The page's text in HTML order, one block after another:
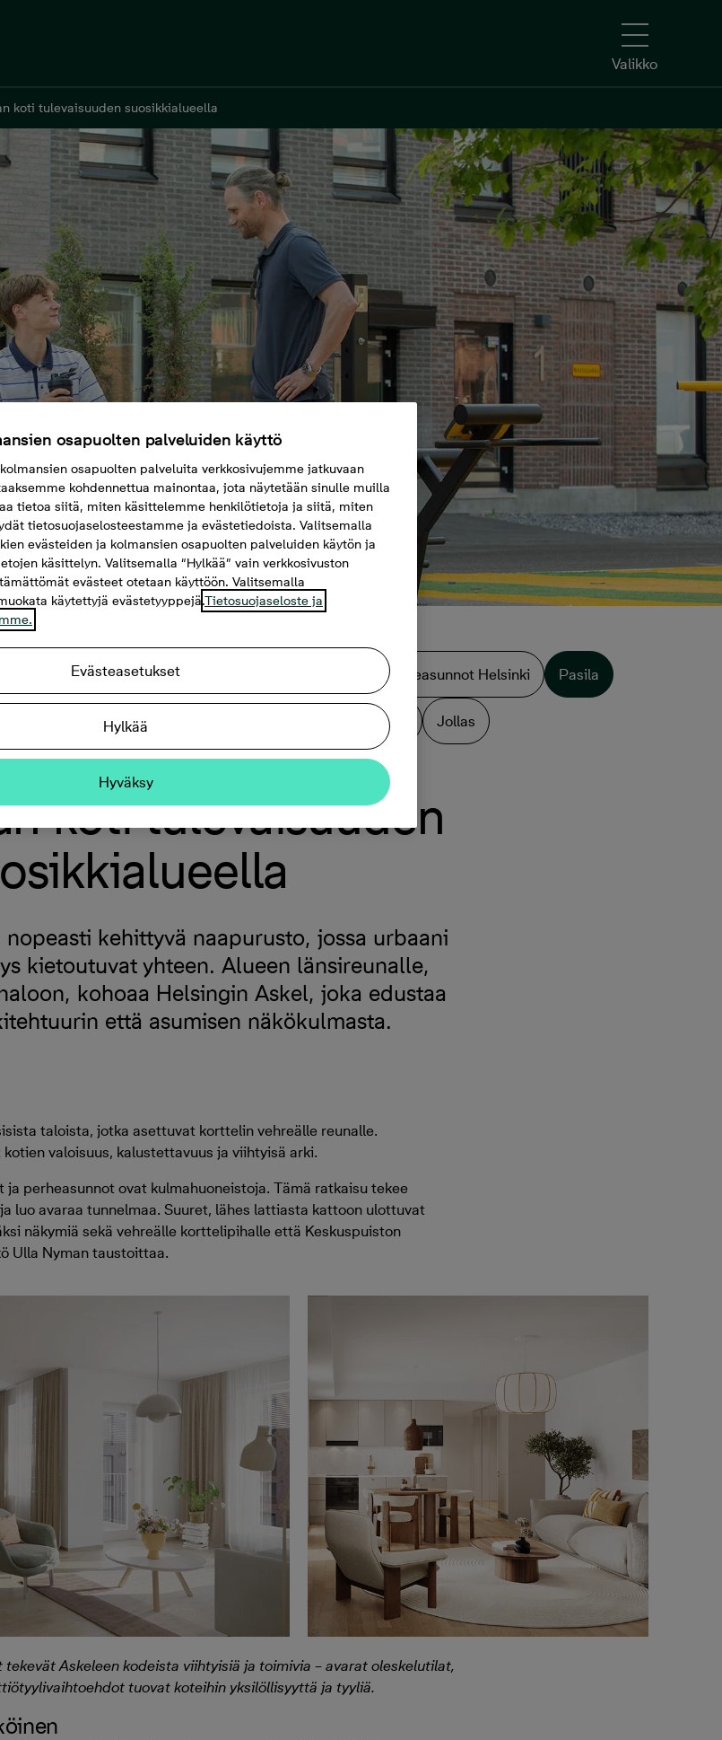
Valikko
koti tulevaisuuden suosikkialueella
Helsinki Myytävät kolmiot Helsinki Myytävät perheasunnot Helsinki Pasila
Myytävät asunnot Helsinki Lauttasaari Jollas
koti tulevaisuuden
kehittyvä naapurusto, jossa urbaani
kietoutuvat yhteen. Alueen länsireunalle,
kohoaa Helsingin Askel, joka edustaa
että asumisen näkökulmasta.
taloista, jotka asettuvat korttelin vehreälle reunalle.
valoisuus, kalustettavuus ja viihtyisä arki.
ja perheasunnot ovat kulmahuoneistoja. Tämä ratkaisu tekee
luo avaraa tunnelmaa. Suuret, lähes lattiasta kattoon ulottuvat
näkymiä sekä vehreälle korttelipihalle että Keskuspuiston
Ulla Nyman taustoittaa.
Askeleen kodeista viihtyisiä ja toimivia – avarat oleskelutilat,
tuovat koteihin yksilöllisyyttä ja tyyliä.
osapuolten palveluiden käyttö
osapuolten palveluita verkkosivujemme jatkuvaan
kohdennettua mainontaa, jota näytetään sinulle muilla
tietoa siitä, miten käsittelemme henkilötietoja ja siitä, miten
tietosuojaselosteestamme ja evästetiedoista. Valitsemalla
evästeiden ja kolmansien osapuolten palveluiden käytön ja
käsittelyn. Valitsemalla “Hylkää” vain verkkosivuston
evästeet otetaan käyttöön. Valitsemalla
käytettyjä evästetyyppejä.Tietosuojaseloste ja
Evästeasetukset
Hylkää
Hyväksy